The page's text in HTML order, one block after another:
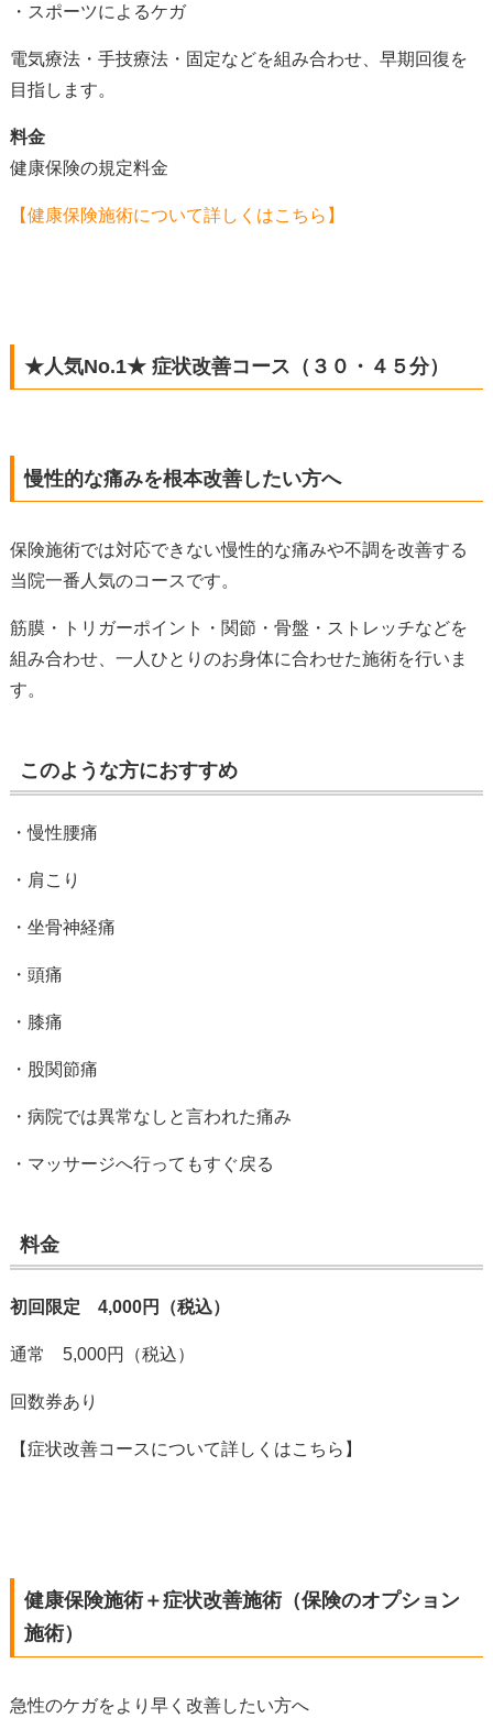
・スポーツによるケガ
電気療法・手技療法・固定などを組み合わせ、早期回復を
目指します。
料金
健康保険の規定料金
【健康保険施術について詳しくはこちら】
★人気No.1★ 症状改善コース（３０・４５分）
慢性的な痛みを根本改善したい方へ
保険施術では対応できない慢性的な痛みや不調を改善する
当院一番人気のコースです。
筋膜・トリガーポイント・関節・骨盤・ストレッチなどを
組み合わせ、一人ひとりのお身体に合わせた施術を行いま
す。
このような方におすすめ
・慢性腰痛
・肩こり
・坐骨神経痛
・頭痛
・膝痛
・股関節痛
・病院では異常なしと言われた痛み
・マッサージへ行ってもすぐ戻る
料金
初回限定 4,000円（税込）
通常 5,000円（税込）
回数券あり
【症状改善コースについて詳しくはこちら】
健康保険施術＋症状改善施術（保険のオプション
施術）
急性のケガをより早く改善したい方へ